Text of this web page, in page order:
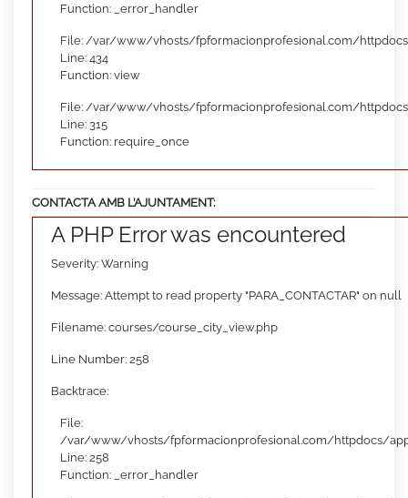
Function: _error_handler
File: /var/www/vhosts/fpformacionprofesional.com/
Line: 434
Function: view
File: /var/www/vhosts/fpformacionprofesional.com/
Line: 315
Function: require_once
CONTACTA AMB L’AJUNTAMENT:
A PHP Error was encountered
Severity: Warning
Message: Attempt to read property "PARA_CONTACTAR" on null
Filename: courses/course_city_view.php
Line Number: 258
Backtrace:
File:
/var/www/vhosts/fpformacionprofesional.com/httpdocs/
Line: 258
Function: _error_handler